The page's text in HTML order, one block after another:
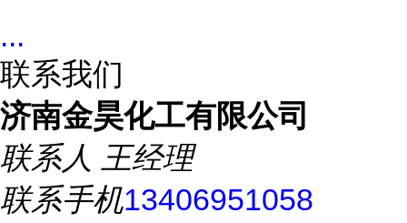
...
联系我们
济南金昊化工有限公司
联系人 王经理
联系手机13406951058